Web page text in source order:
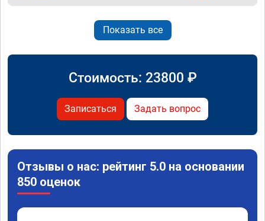
Показать все
Стоимость: 23800 ₽
Записаться Задать вопрос
Отзывы о нас: рейтинг 5.0 на основании
850 оценок